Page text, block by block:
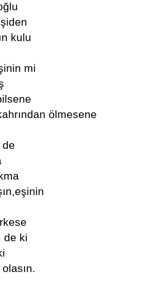
kulu
mi
ölmesene
de
de ki